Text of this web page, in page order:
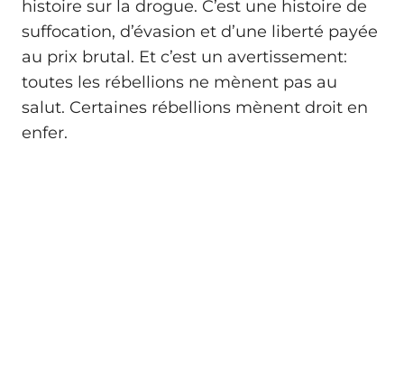
histoire sur la drogue. C’est une histoire de
suffocation, d’évasion et d’une liberté payée
au prix brutal. Et c’est un avertissement:
toutes les rébellions ne mènent pas au
salut. Certaines rébellions mènent droit en
enfer.